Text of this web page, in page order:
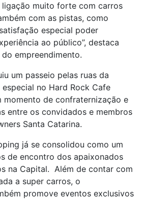
ligação muito forte com carros
com as pistas, como
especial poder
ao público”, destaca
empreendimento.
um passeio pelas ruas da
no Hard Rock Cafe
momento de confraternização e
entre os convidados e membros
Santa Catarina.
já se consolidou como um
de encontro dos apaixonados
na Capital. Além de contar com
a super carros, o
promove eventos exclusivos